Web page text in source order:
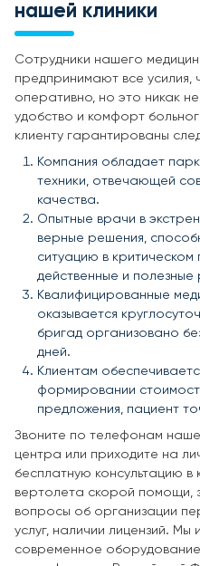
нашей клиники
Сотрудники нашего
предпринимают все усилия,
оперативно, но это никак
удобство и комфорт
клиенту гарантированы
Компания обладает
техники, отвечающей
качества.
Опытные врачи в
верные решения,
ситуацию в
действенные и полезные
Квалифицированные
оказывается
бригад организовано
дней.
Клиентам
формировании
предложения, пациент
Звоните по телефонам
центра или приходите на
бесплатную консультацию в
вертолета скорой помощи,
вопросы об организации
услуг, наличии лицензий. Мы
современное